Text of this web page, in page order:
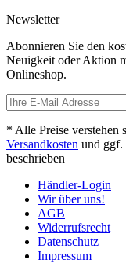
Newsletter
Abonnieren Sie den
Neuigkeit oder Aktion
Onlineshop.
* Alle Preise verstehen
Versandkosten und ggf.
beschrieben
Händler-Login
Wir über uns!
AGB
Widerrufsrecht
Datenschutz
Impressum